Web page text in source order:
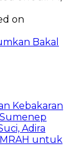
on
Bakal
Kebakaran
Adira
untuk